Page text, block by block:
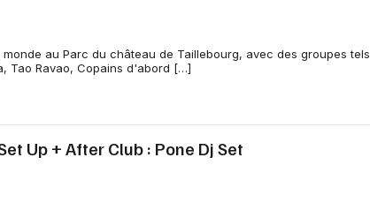
au Parc du château de Taillebourg, avec des groupes tels
Tao Ravao, Copains d'abord […]
Up + After Club : Pone Dj Set